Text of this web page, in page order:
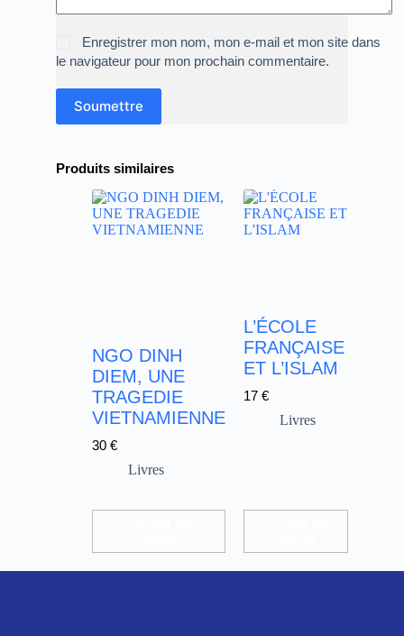
Produits similaires
NGO DINH
DIEM, UNE
TRAGEDIE
VIETNAMIENNE
30 €
Livres
L’ÉCOLE
FRANÇAISE
ET L’ISLAM
17 €
Livres
Enregistrer mon nom, mon e-mail et mon site dans
le navigateur pour mon prochain commentaire.
Soumettre